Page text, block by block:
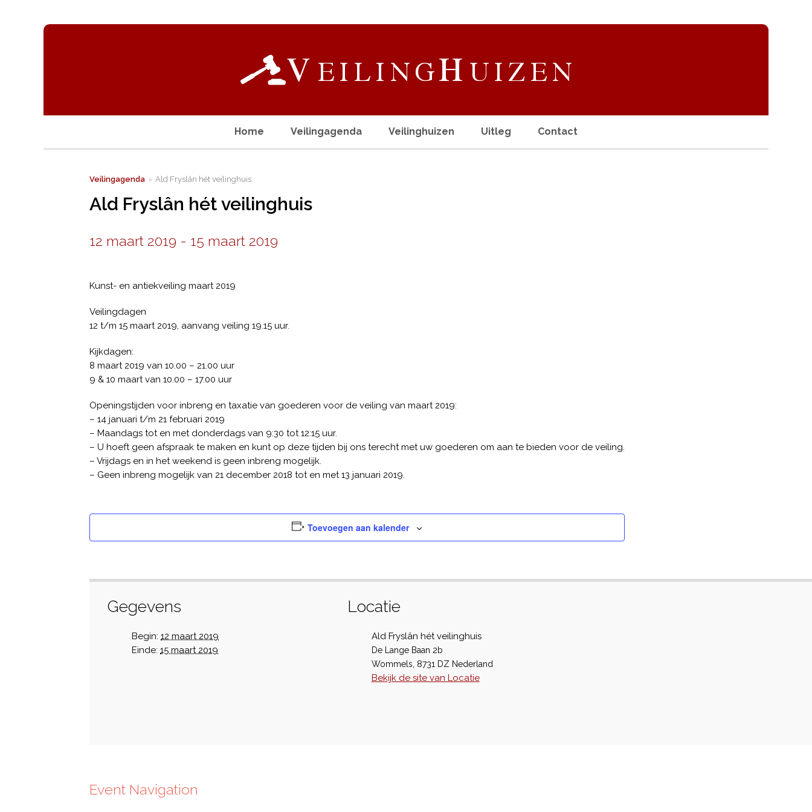
Home Veilingagenda Veilinghuizen Uitleg Contact
Veilingagenda › Ald Fryslân hét veilinghuis
Ald Fryslân hét veilinghuis
12 maart 2019 - 15 maart 2019
Kunst- en antiekveiling maart 2019
Veilingdagen
12 t/m 15 maart 2019, aanvang veiling 19.15 uur.
Kijkdagen:
8 maart 2019 van 10.00 – 21.00 uur
9 & 10 maart van 10.00 – 17.00 uur
Openingstijden voor inbreng en taxatie van goederen voor de veiling van maart 2019:
– 14 januari t/m 21 februari 2019
– Maandags tot en met donderdags van 9:30 tot 12:15 uur.
– U hoeft geen afspraak te maken en kunt op deze tijden bij ons terecht met uw goederen om aan te bieden voor de veiling.
– Vrijdags en in het weekend is geen inbreng mogelijk.
– Geen inbreng mogelijk van 21 december 2018 tot en met 13 januari 2019.
Toevoegen aan kalender
Gegevens
Begin: 12 maart 2019
Einde: 15 maart 2019
Locatie
Ald Fryslân hét veilinghuis
De Lange Baan 2b
Wommels 8731 DZ Nederland
Bekijk de site van Locatie
Event Navigation